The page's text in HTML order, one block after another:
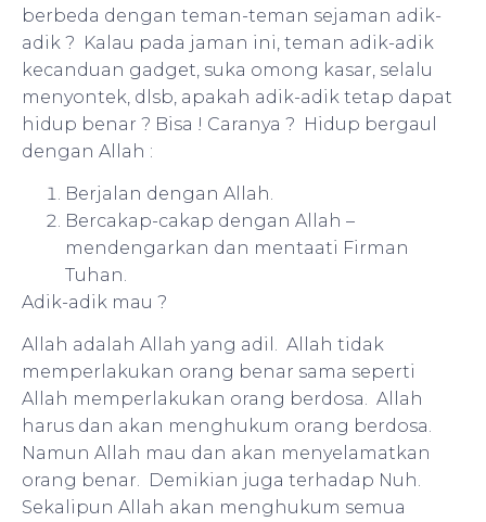
berbeda dengan teman-teman sejaman adik-
adik ? Kalau pada jaman ini, teman adik-adik
kecanduan gadget, suka omong kasar, selalu
menyontek, dlsb, apakah adik-adik tetap dapat
hidup benar ? Bisa ! Caranya ? Hidup bergaul
dengan Allah :
Berjalan dengan Allah.
Bercakap-cakap dengan Allah –
mendengarkan dan mentaati Firman
Tuhan.
Adik-adik mau ?
Allah adalah Allah yang adil. Allah tidak
memperlakukan orang benar sama seperti
Allah memperlakukan orang berdosa. Allah
harus dan akan menghukum orang berdosa.
Namun Allah mau dan akan menyelamatkan
orang benar. Demikian juga terhadap Nuh.
Sekalipun Allah akan menghukum semua